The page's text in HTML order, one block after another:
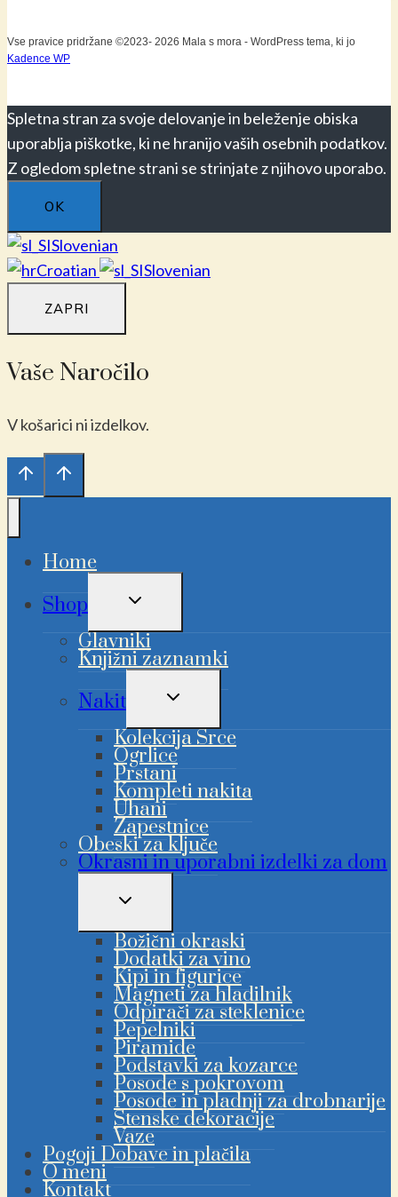
Vse pravice pridržane ©2023- 2026 Mala s mora - WordPress tema, ki jo
Kadence WP
Spletna stran za svoje delovanje in beleženje obiska
uporablja piškotke, ki ne hranijo vaših osebnih podatkov.
Z ogledom spletne strani se strinjate z njihovo uporabo.
OK
Slovenian
Croatian
Slovenian
ZAPRI
Vaše Naročilo
V košarici ni izdelkov.
Home
Shop
PREKLAPLJANJE
MENIJA
Glavniki
Knjižni zaznamki
Nakit
PREKLAPLJANJE
MENIJA
Kolekcija Srce
Ogrlice
Prstani
Kompleti nakita
Uhani
Zapestnice
Obeski za ključe
Okrasni in uporabni izdelki za dom
PREKLAPLJANJE
MENIJA
Božični okraski
Dodatki za vino
Kipi in figurice
Magneti za hladilnik
Odpirači za steklenice
Pepelniki
Piramide
Podstavki za kozarce
Posode s pokrovom
Posode in pladnji za drobnarije
Stenske dekoracije
Vaze
Pogoji Dobave in plačila
O meni
Kontakt